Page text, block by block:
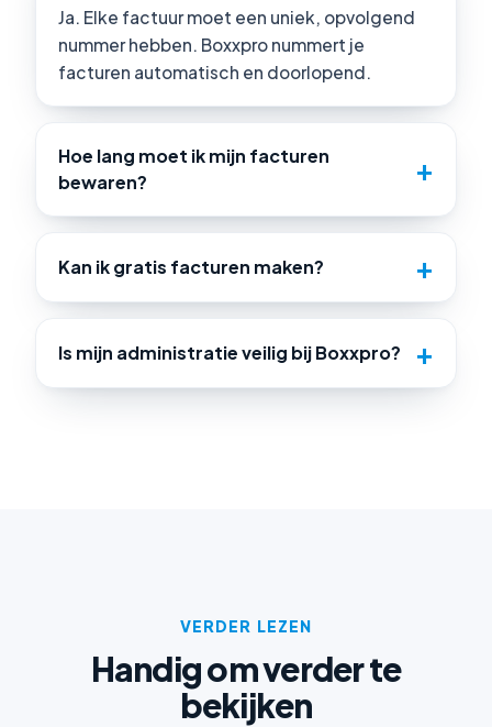
Ja. Elke factuur moet een uniek, opvolgend
nummer hebben. Boxxpro nummert je
facturen automatisch en doorlopend.
Hoe lang moet ik mijn facturen
bewaren?
Kan ik gratis facturen maken?
Is mijn administratie veilig bij Boxxpro?
VERDER LEZEN
Handig om verder te
bekijken